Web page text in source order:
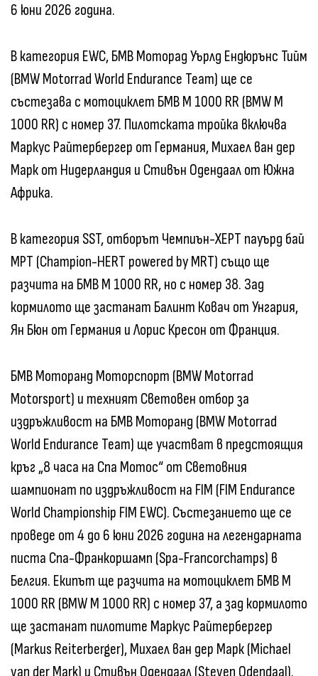
6 юни 2026 година.
В категория EWC, БМВ Моторад Уърлд Ендюрънс Тийм
(BMW Motorrad World Endurance Team) ще се
състезава с мотоциклет БМВ M 1000 RR (BMW M
1000 RR) с номер 37. Пилотската тройка включва
Маркус Райтербергер от Германия, Михаел ван дер
Марк от Нидерландия и Стивън Одендаал от Южна
Африка.
В категория SST, отборът Чемпиън-ХЕРТ пауърд бай
МРТ (Champion-HERT powered by MRT) също ще
разчита на БМВ M 1000 RR, но с номер 38. Зад
кормилото ще застанат Балинт Ковач от Унгария,
Ян Бюн от Германия и Лорис Кресон от Франция.
БМВ Моторанд Моторспорт (BMW Motorrad
Motorsport) и техният Световен отбор за
издръжливост на БМВ Моторанд (BMW Motorrad
World Endurance Team) ще участват в предстоящия
кръг „8 часа на Спа Мотос“ от Световния
шампионат по издръжливост на FIM (FIM Endurance
World Championship FIM EWC). Състезанието ще се
проведе от 4 до 6 юни 2026 година на легендарната
писта Спа-Франкоршамп (Spa-Francorchamps) в
Белгия. Екипът ще разчита на мотоциклет БМВ M
1000 RR (BMW M 1000 RR) с номер 37, а зад кормилото
ще застанат пилотите Маркус Райтербергер
(Markus Reiterberger), Михаел ван дер Марк (Michael